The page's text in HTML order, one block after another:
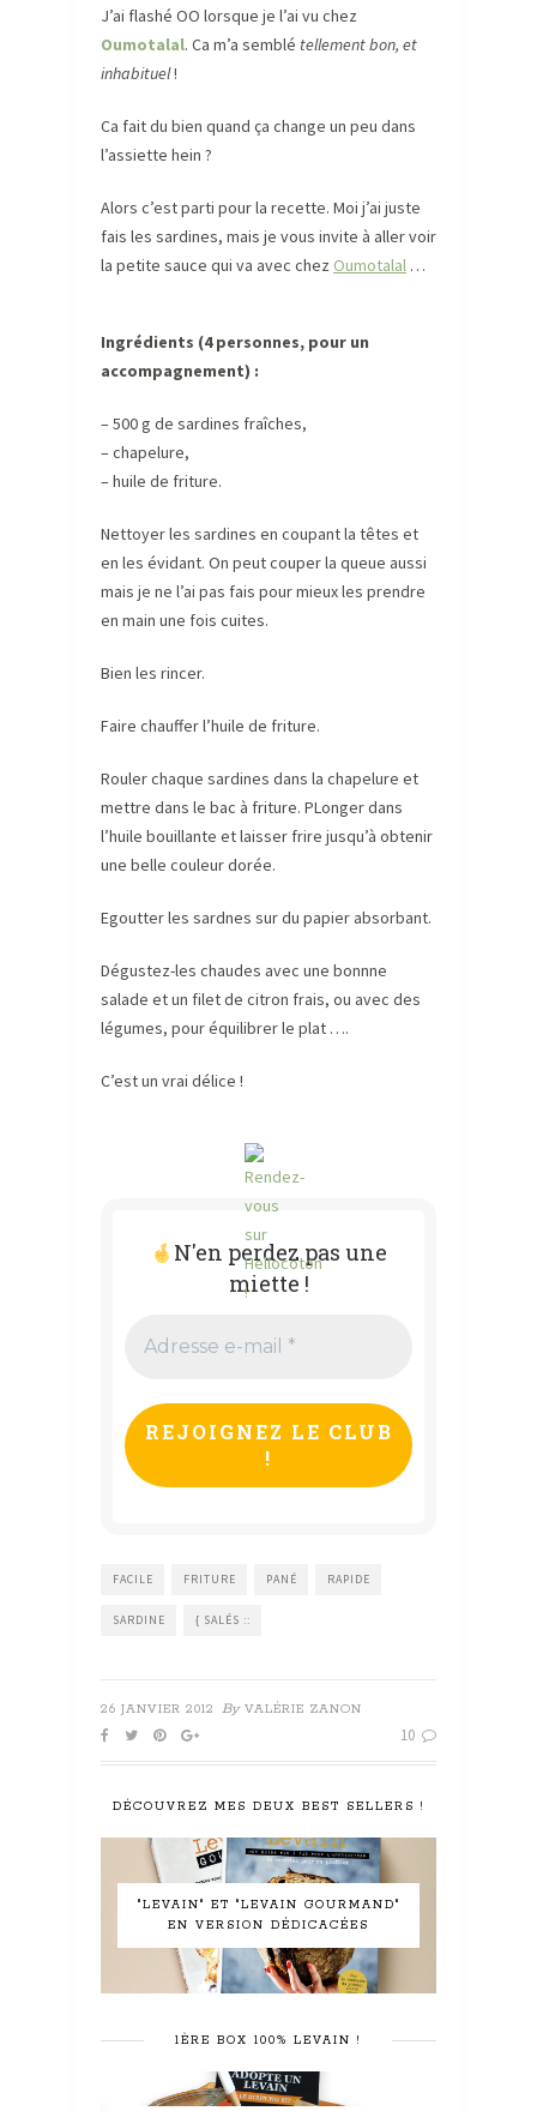
J’ai flashé OO lorsque je l’ai vu chez
Oumotalal. Ca m’a semblé tellement bon, et
inhabituel!
Ca fait du bien quand ça change un peu dans
l’assiette hein ?
Alors c’est parti pour la recette. Moi j’ai juste
fais les sardines, mais je vous invite à aller voir
la petite sauce qui va avec chez Oumotalal …
Ingrédients (4 personnes, pour un
accompagnement) :
– 500 g de sardines fraîches,
– chapelure,
– huile de friture.
Nettoyer les sardines en coupant la têtes et
en les évidant. On peut couper la queue aussi
mais je ne l’ai pas fais pour mieux les prendre
en main une fois cuites.
Bien les rincer.
Faire chauffer l’huile de friture.
Rouler chaque sardines dans la chapelure et
mettre dans le bac à friture. PLonger dans
l’huile bouillante et laisser frire jusqu’à obtenir
une belle couleur dorée.
Egoutter les sardnes sur du papier absorbant.
Dégustez-les chaudes avec une bonnne
salade et un filet de citron frais, ou avec des
légumes, pour équilibrer le plat ….
C’est un vrai délice !
N'en perdez pas une
miette !
e-
*
FACILE FRITURE PANÉ RAPIDE
SARDINE { SALÉS ::
26 JANVIER 2012 By VALÉRIE ZANON
10
DÉCOUVREZ MES DEUX BEST SELLERS !
"LEVAIN" ET "LEVAIN GOURMAND"
EN VERSION DÉDICACÉES
1ÈRE BOX 100% LEVAIN !